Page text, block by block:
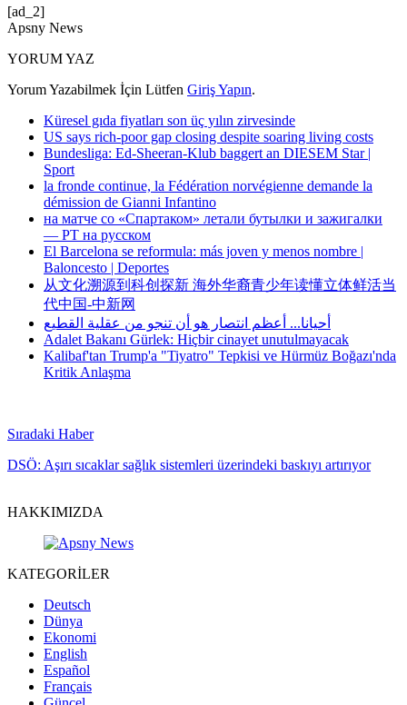
[ad_2]
Apsny News
YORUM YAZ
Yorum Yazabilmek İçin Lütfen Giriş Yapın.
Küresel gıda fiyatları son üç yılın zirvesinde
US says rich-poor gap closing despite soaring living costs
Bundesliga: Ed-Sheeran-Klub baggert an DIESEM Star |
Sport
la fronde continue, la Fédération norvégienne demande la
démission de Gianni Infantino
на матче со «Спартаком» летали бутылки и зажигалки
— РТ на русском
El Barcelona se reformula: más joven y menos nombre |
Baloncesto | Deportes
从文化溯源到科创探新 海外华裔青少年读懂立体鲜活当
代中国-中新网
أحيانا... أعظم انتصار هو أن تنجو من عقلية القطيع
Adalet Bakanı Gürlek: Hiçbir cinayet unutulmayacak
Kalibaf'tan Trump'a "Tiyatro" Tepkisi ve Hürmüz Boğazı'nda
Kritik Anlaşma
Sıradaki Haber
DSÖ: Aşırı sıcaklar sağlık sistemleri üzerindeki baskıyı artırıyor
HAKKIMIZDA
KATEGORİLER
Deutsch
Dünya
Ekonomi
English
Español
Français